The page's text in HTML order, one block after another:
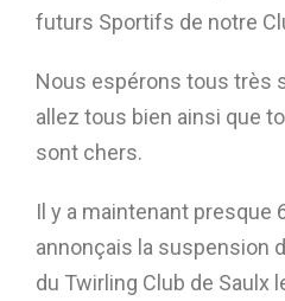
futurs Sportifs de notre
Nous espérons tous très
allez tous bien ainsi que
sont chers.
Il y a maintenant presque
annonçais la suspension
du Twirling Club de Saulx